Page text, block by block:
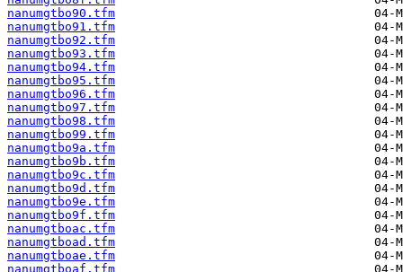
nanumgtbo90.tfm
nanumgtbo91.tfm
nanumgtbo92.tfm
nanumgtbo93.tfm
nanumgtbo94.tfm
nanumgtbo95.tfm
nanumgtbo96.tfm
nanumgtbo97.tfm
nanumgtbo98.tfm
nanumgtbo99.tfm
nanumgtbo9a.tfm
nanumgtbo9b.tfm
nanumgtbo9c.tfm
nanumgtbo9d.tfm
nanumgtbo9e.tfm
nanumgtbo9f.tfm
nanumgtboac.tfm
nanumgtboad.tfm
nanumgtboae.tfm
nanumgtboaf.tfm